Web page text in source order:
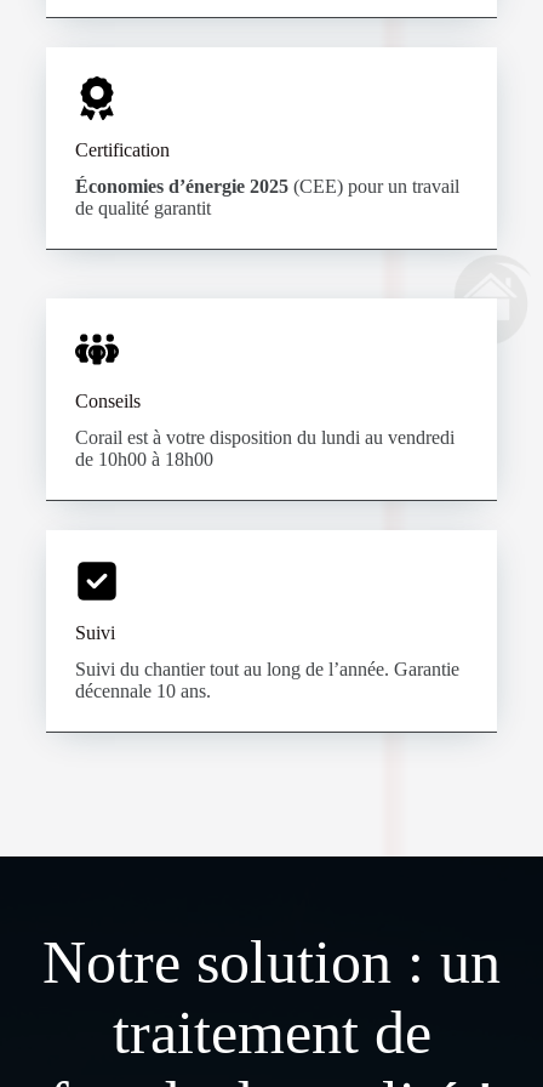
Certification
Économies d’énergie 2025 (CEE) pour un travail
de qualité garantit
Conseils
Corail est à votre disposition du lundi au vendredi
de 10h00 à 18h00
Suivi
Suivi du chantier tout au long de l’année. Garantie
décennale 10 ans.
Notre solution : un
traitement de